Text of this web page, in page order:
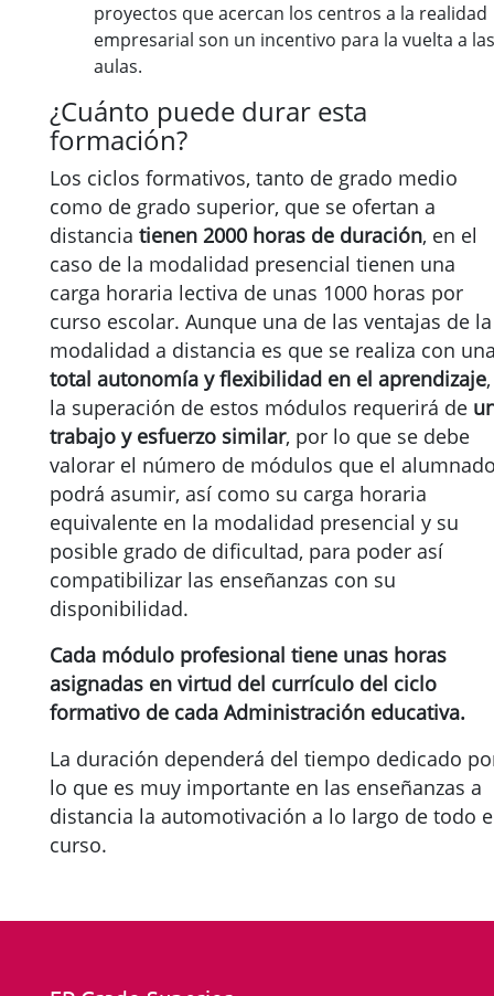
proyectos que acercan los centros a la realidad
empresarial son un incentivo para la vuelta a las
aulas.
¿Cuánto puede durar esta
formación?
Los ciclos formativos, tanto de grado medio
como de grado superior, que se ofertan a
distancia tienen 2000 horas de duración, en el
caso de la modalidad presencial tienen una
carga horaria lectiva de unas 1000 horas por
curso escolar. Aunque una de las ventajas de la
modalidad a distancia es que se realiza con
total autonomía y flexibilidad en el aprendizaje,
la superación de estos módulos requerirá de
trabajo y esfuerzo similar, por lo que se debe
valorar el número de módulos que el
podrá asumir, así como su carga horaria
equivalente en la modalidad presencial y su
posible grado de dificultad, para poder así
compatibilizar las enseñanzas con su
disponibilidad.
Cada módulo profesional tiene unas horas
asignadas en virtud del currículo del ciclo
formativo de cada Administración educativa.
La duración dependerá del tiempo dedicado
lo que es muy importante en las enseñanzas a
distancia la automotivación a lo largo de todo
curso.